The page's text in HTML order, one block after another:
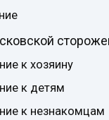
к хозяину
к детям
к незнакомцам